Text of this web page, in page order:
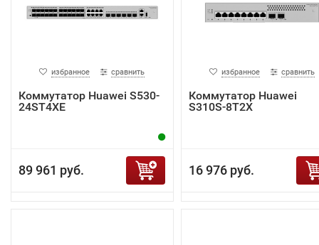
избранное сравнить
Коммутатор Huawei S530-
24ST4XE
89 961 руб.
избранное сравнить
Коммутатор Huawei
S310S-8T2X
16 976 руб.